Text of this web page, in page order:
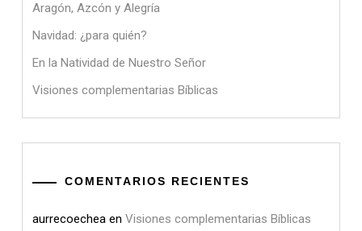
Aragón, Azcón y Alegría
Navidad: ¿para quién?
En la Natividad de Nuestro Señor
Visiones complementarias Bíblicas
COMENTARIOS RECIENTES
aurrecoechea en Visiones complementarias Bíblicas